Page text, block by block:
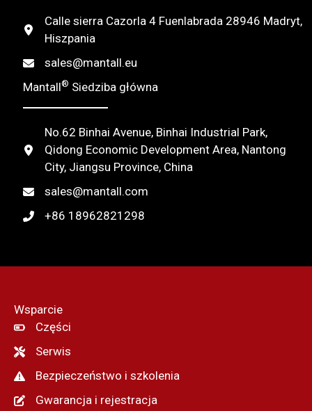
Calle sierra Cazorla 4 Fuenlabrada 28946 Madryt,
Hiszpania
sales@mantall.eu
Mantall® Siedziba główna
No.62 Binhai Avenue, Binhai Industrial Park,
Qidong Economic Development Area, Nantong
City, Jiangsu Province, China
sales@mantall.com
+86 18962821298
Wsparcie
Części
Serwis
Bezpieczeństwo i szkolenia
Gwarancja i rejestracja